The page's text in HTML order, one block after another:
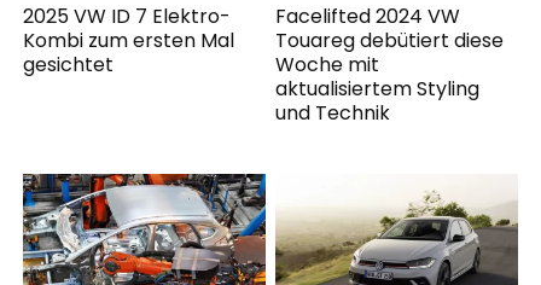
2025 VW ID 7 Elektro-
Kombi zum ersten Mal
gesichtet
Facelifted 2024 VW
Touareg debütiert diese
Woche mit
aktualisiertem Styling
und Technik